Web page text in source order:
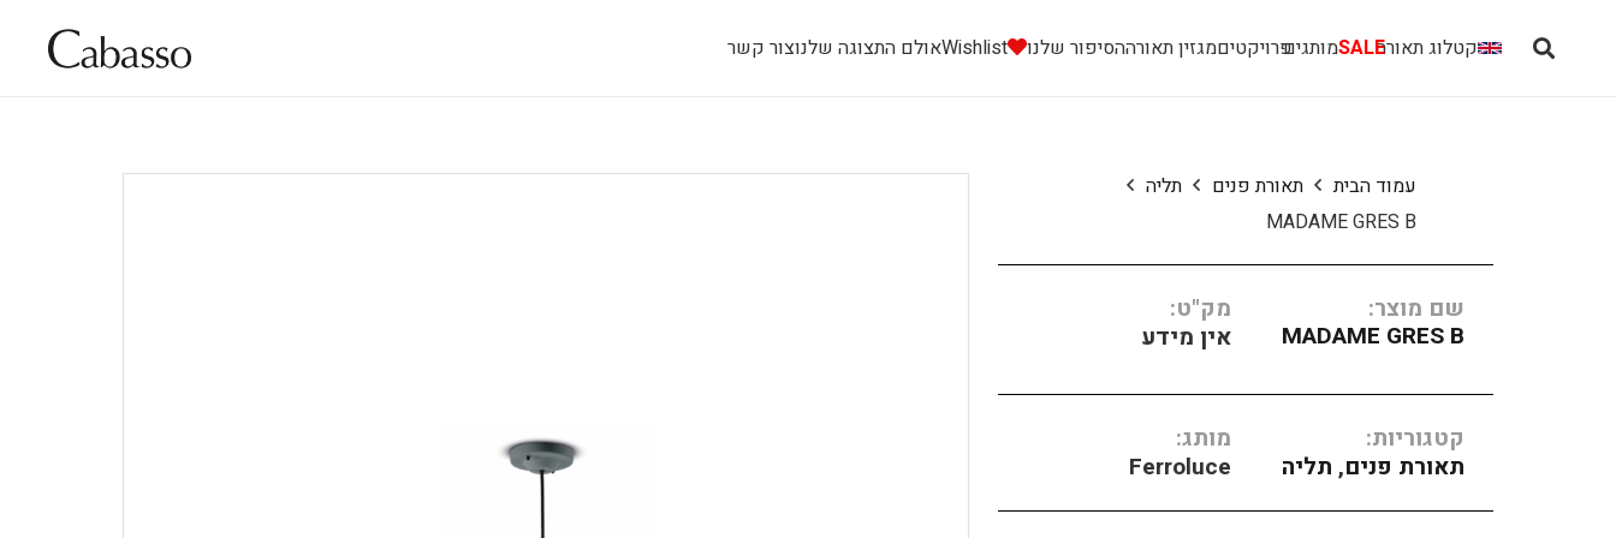
קטלוג תאורהSALEמותגיםפרויקטיםמגזין תאורההסיפור שלנו Wishlistאולם התצוגה שלנוצור קשר
עמוד הבית תאורת פנים
תליה
MADAME GRES B
שם מוצר:
MADAME GRES B
מק"ט:
אין מידע
קטגוריות:
תאורת פנים, תליה
מותג:
Ferroluce